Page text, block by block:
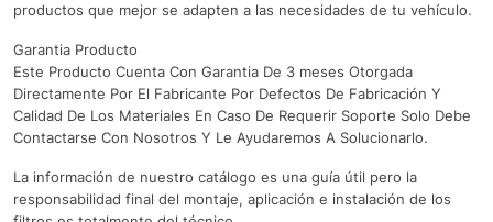
productos que mejor se adapten a las necesidades de tu vehículo.
Garantia Producto
Este Producto Cuenta Con Garantia De 3 meses Otorgada
Directamente Por El Fabricante Por Defectos De Fabricación Y
Calidad De Los Materiales En Caso De Requerir Soporte Solo Debe
Contactarse Con Nosotros Y Le Ayudaremos A Solucionarlo.
La información de nuestro catálogo es una guía útil pero la
responsabilidad final del montaje, aplicación e instalación de los